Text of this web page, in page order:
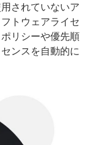
されていないア
トウェアライセ
リシーや優先順
ンスを自動的に